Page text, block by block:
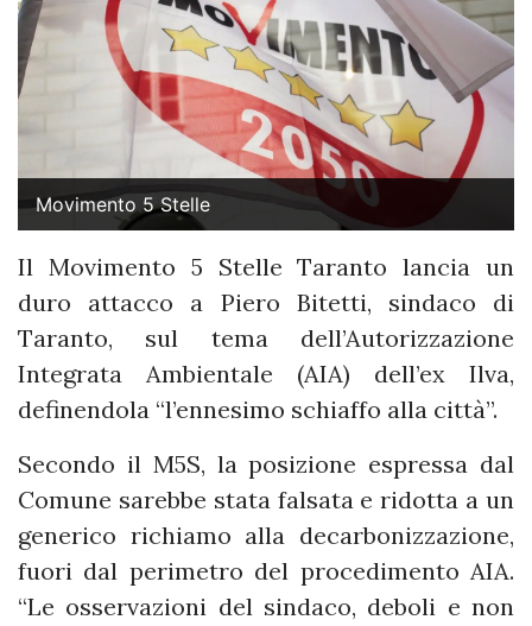
Movimento 5 Stelle
Il Movimento 5 Stelle Taranto lancia un
duro attacco a Piero Bitetti, sindaco di
Taranto, sul tema dell’Autorizzazione
Integrata Ambientale (AIA) dell’ex Ilva,
definendola “l’ennesimo schiaffo alla città”.
Secondo il M5S, la posizione espressa dal
Comune sarebbe stata falsata e ridotta a un
generico richiamo alla decarbonizzazione,
fuori dal perimetro del procedimento AIA.
“Le osservazioni del sindaco, deboli e non